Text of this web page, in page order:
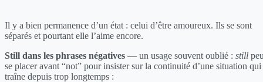
Il y a bien permanence d’un état : celui d’être amoureux. Ils se sont
séparés et pourtant elle l’aime encore.
Still dans les phrases négatives — un usage souvent oublié : still
se placer avant “not” pour insister sur la continuité d’une situation qui
traîne depuis trop longtemps :